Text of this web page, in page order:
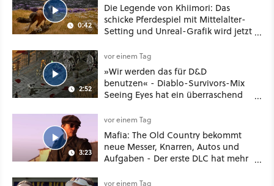
0:42
Die Legende von Khiimori: Das
schicke Pferdespiel mit Mittelalter-
Setting und Unreal-Grafik wird jetzt
2:52
vor einem Tag
»Wir werden das für D&D
benutzen« - Diablo-Survivors-Mix
Seeing Eyes hat ein überraschend
3:23
vor einem Tag
Mafia: The Old Country bekommt
neue Messer, Knarren, Autos und
Aufgaben - Der erste DLC hat mehr
vor einem Tag